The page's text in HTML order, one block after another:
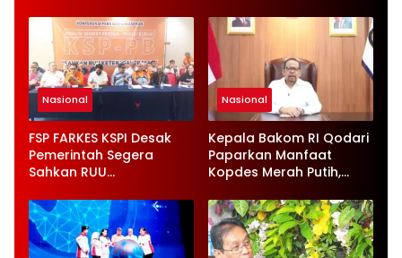
Nasional
FSP FARKES KSPI Desak
Pemerintah Segera
Sahkan RUU
Nasional
Kepala Bakom RI Qodari
Paparkan Manfaat
Kopdes Merah Putih,
Kerja